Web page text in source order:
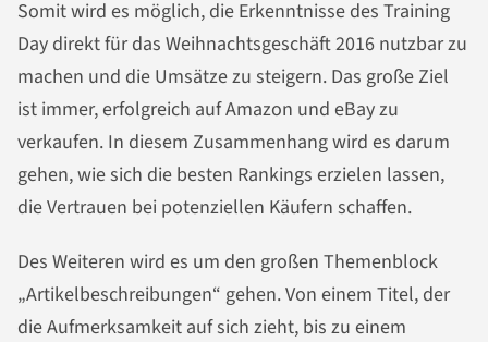
Somit wird es möglich, die Erkenntnisse des Training
Day direkt für das Weihnachtsgeschäft 2016 nutzbar zu
machen und die Umsätze zu steigern. Das große Ziel
ist immer, erfolgreich auf Amazon und eBay zu
verkaufen. In diesem Zusammenhang wird es darum
gehen, wie sich die besten Rankings erzielen lassen,
die Vertrauen bei potenziellen Käufern schaffen.
Des Weiteren wird es um den großen Themenblock
„Artikelbeschreibungen“ gehen. Von einem Titel, der
die Aufmerksamkeit auf sich zieht, bis zu einem